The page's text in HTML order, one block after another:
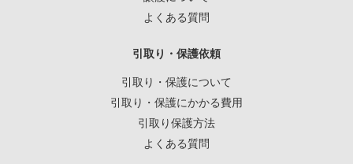
よくある質問
引取り・保護依頼
引取り・保護について
引取り・保護にかかる費用
引取り保護方法
よくある質問